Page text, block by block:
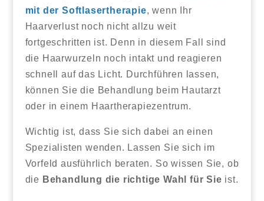
mit der Softlasertherapie, wenn Ihr
Haarverlust noch nicht allzu weit
fortgeschritten ist. Denn in diesem Fall sind
die Haarwurzeln noch intakt und reagieren
schnell auf das Licht. Durchführen lassen,
können Sie die Behandlung beim Hautarzt
oder in einem Haartherapiezentrum.
Wichtig ist, dass Sie sich dabei an einen
Spezialisten wenden. Lassen Sie sich im
Vorfeld ausführlich beraten. So wissen Sie, ob
die Behandlung die richtige Wahl für Sie ist.